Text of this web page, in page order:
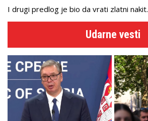
I drugi predlog je bio da vrati zlatni nakit.
Udarne vesti